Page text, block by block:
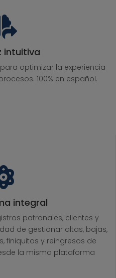
intuitiva
optimizar la experiencia
100% en español.
integral
patronales, clientes y
de gestionar altas, bajas,
finiquitos y reingresos de
la misma plataforma